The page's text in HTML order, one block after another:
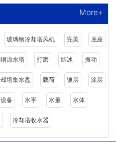
More+
玻璃钢冷却塔风机 完美 底座
凉水塔 打磨 结冰 振动
塔集水盘 载荷 镀层 涂层
设备 水平 水量 水体
冷却塔收水器